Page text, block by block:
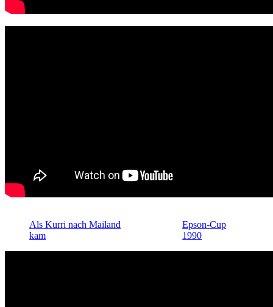
Als Kurri nach Mailand
kam
Epson-Cup
1990